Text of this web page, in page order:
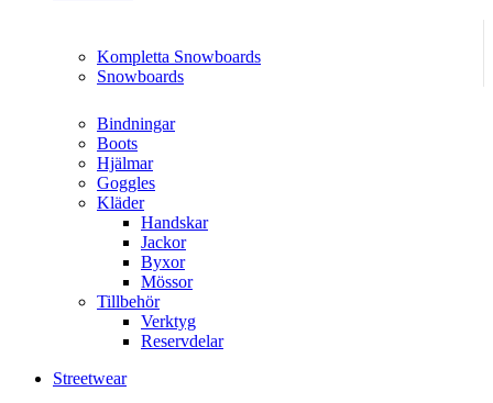
Kompletta Snowboards
Snowboards
Bindningar
Boots
Hjälmar
Goggles
Kläder
Handskar
Jackor
Byxor
Mössor
Tillbehör
Verktyg
Reservdelar
Streetwear